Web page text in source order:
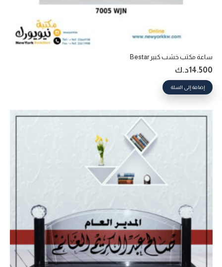
ساعة مكتب خشب كبير Bestar
14.500د.ك
إضافة إلى السلة